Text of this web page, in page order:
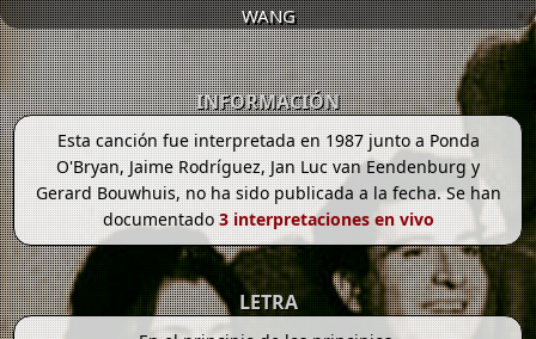
WANG
INFORMACIÓN
Esta canción fue interpretada en 1987 junto a Ponda
O'Bryan, Jaime Rodríguez, Jan Luc van Eendenburg y
Gerard Bouwhuis, no ha sido publicada a la fecha. Se han
documentado3 interpretaciones en vivo
LETRA